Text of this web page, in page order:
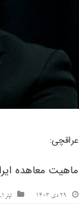
عراقچی:
ماهیت معاهده
29 دی 1403 تیتر1 ,